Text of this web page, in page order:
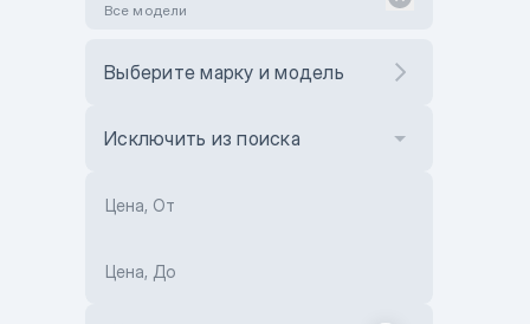
Все модели
Выберите марку и модель
Исключить из поиска
Цена, От
Цена, До